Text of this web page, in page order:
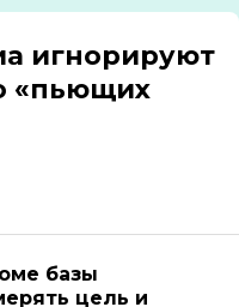
игнорируют
«пьющих
базы
цель и